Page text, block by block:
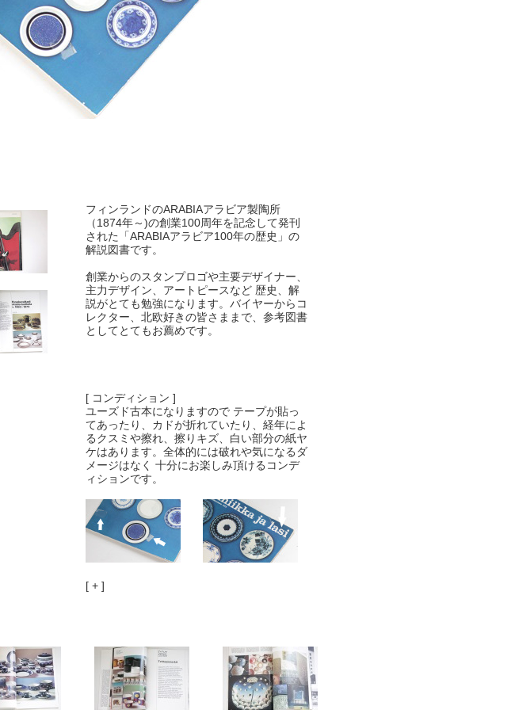
フィンランドのARABIAアラビア製陶所
（1874年～)の創業100周年を記念して発刊
された「ARABIAアラビア100年の歴史」の
解説図書です。
創業からのスタンプロゴや主要デザイナー、
主力デザイン、アートピースなど 歴史、解
説がとても勉強になります。バイヤーからコ
レクター、北欧好きの皆さままで、参考図書
としてとてもお薦めです。
[ コンディション ]
ユーズド古本になりますので テープが貼っ
てあったり、カドが折れていたり、経年によ
るクスミや擦れ、擦りキズ、白い部分の紙ヤ
ケはあります。全体的には破れや気になるダ
メージはなく 十分にお楽しみ頂けるコンデ
ィションです。
[ + ]